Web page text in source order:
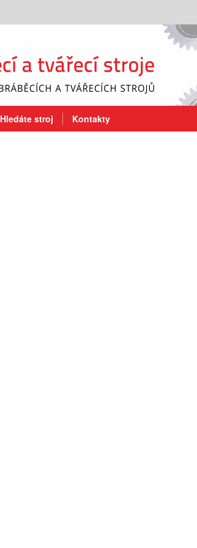
Hledáte stroj Kontakty